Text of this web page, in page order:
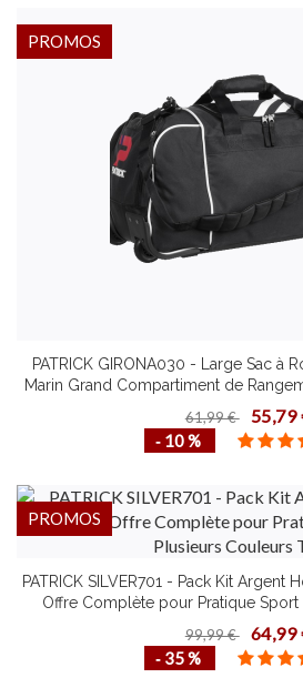
PATRICK GIRONA030 - Large Sac à
Marin Grand Compartiment de
Voyage
61,99 € 55,79
‐ 10 %
PROMOS
PATRICK SILVER701 - Pack Kit Argent
Offre Complète pour Pratique
Couleurs
99,99 € 64,99
‐ 35 %
PROMOS